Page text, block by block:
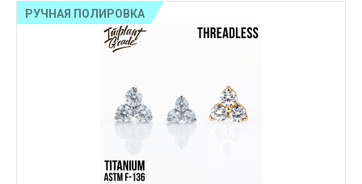
РУЧНАЯ ПОЛИРОВКА